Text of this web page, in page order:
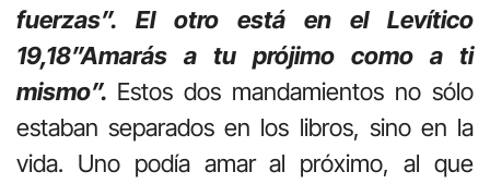
fuerzas”. El otro está en el Levítico
19,18”Amarás a tu prójimo como a ti
mismo”. Estos dos mandamientos no sólo
estaban separados en los libros, sino en la
vida. Uno podía amar al próximo, al que